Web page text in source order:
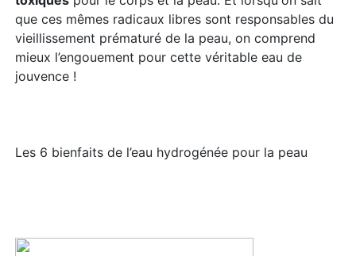
que ces mêmes radicaux libres sont responsables du
vieillissement prématuré de la peau, on comprend
mieux l’engouement pour cette véritable eau de
jouvence !
Les 6 bienfaits de l’eau hydrogénée pour la peau ​​